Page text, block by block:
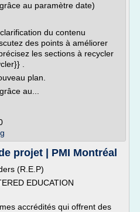
au paramètre date)
du contenu
des points à améliorer
les sections à recycler
.
plan.
au...
projet | PMI Montréal
(R.E.P)
EDUCATION
accrédités qui offrent des